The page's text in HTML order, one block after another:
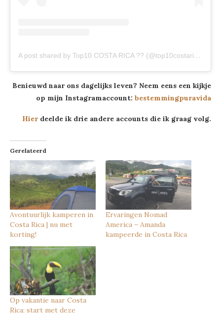
A post shared by Top10 COSTA RICA ?? (@top10costarica)
Benieuwd naar ons dagelijks leven? Neem eens een kijkje
op mijn Instagramaccount: bestemmingpuravida
Hierdeelde ik drie andere accounts die ik graag volg.
Gerelateerd
Avontuurlijk kamperen in
Costa Rica | nu met
korting!
Ervaringen Nomad
America – Amanda
kampeerde in Costa Rica
Op vakantie naar Costa
Rica: start met deze